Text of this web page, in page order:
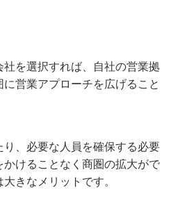
を選択すれば、自社の営業拠
営業アプローチを広げること
、必要な人員を確保する必要
けることなく商圏の拡大がで
きなメリットです。